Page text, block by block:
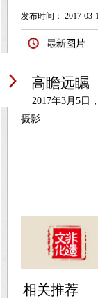
发布时间： 2017-03-
高瞻远瞩
2017年3月5日
摄影
相关推荐